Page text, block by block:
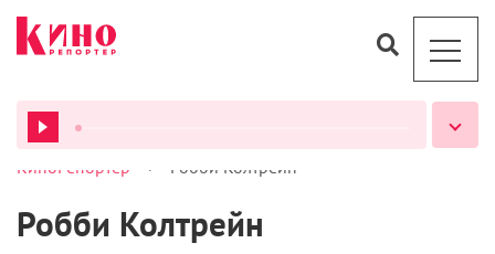
ВСЕ ПОДКАСТЫ
КиноРепортер > Робби Колтрейн
Робби Колтрейн